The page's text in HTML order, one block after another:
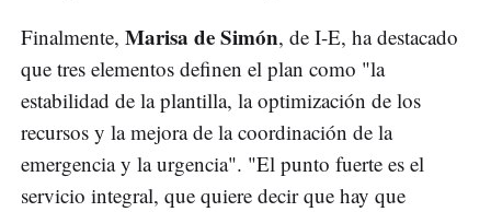
Finalmente, Marisa de Simón, de I-E, ha destacado
que tres elementos definen el plan como "la
estabilidad de la plantilla, la optimización de los
recursos y la mejora de la coordinación de la
emergencia y la urgencia". "El punto fuerte es el
servicio integral, que quiere decir que hay que